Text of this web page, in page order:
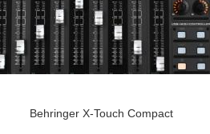
Behringer X-Touch Compact